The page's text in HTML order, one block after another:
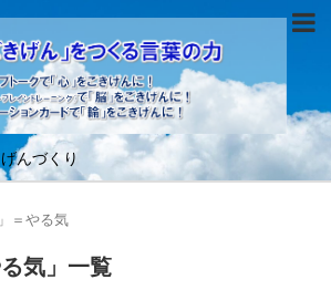
んづくり
＝やる気
気 」 一覧